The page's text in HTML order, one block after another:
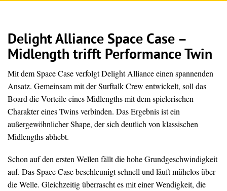
Delight Alliance Space Case –
Midlength trifft Performance Twin
Mit dem Space Case verfolgt Delight Alliance einen spannenden
Ansatz. Gemeinsam mit der Surftalk Crew entwickelt, soll das
Board die Vorteile eines Midlengths mit dem spielerischen
Charakter eines Twins verbinden. Das Ergebnis ist ein
außergewöhnlicher Shape, der sich deutlich von klassischen
Midlengths abhebt.
Schon auf den ersten Wellen fällt die hohe Grundgeschwindigkeit
auf. Das Space Case beschleunigt schnell und läuft mühelos über
die Welle. Gleichzeitig überrascht es mit einer Wendigkeit, die